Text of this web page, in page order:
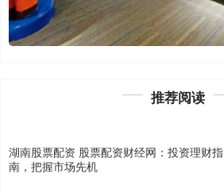
推荐阅读
湖南股票配资 股票配资财经网：投资理财指
南，把握市场先机